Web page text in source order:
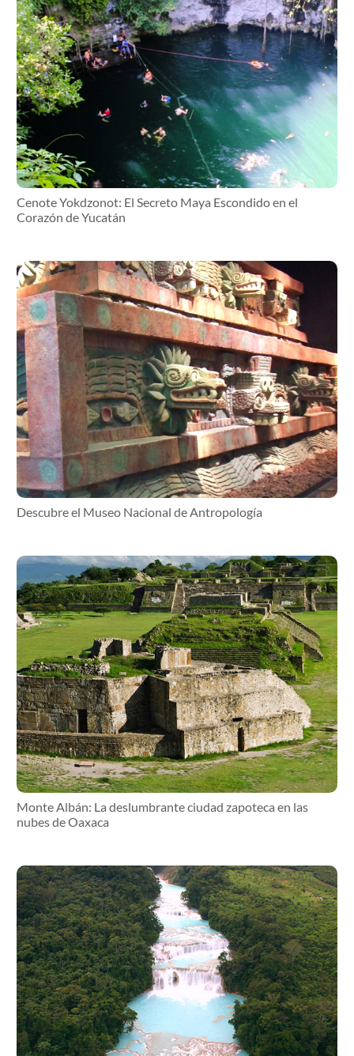
Cenote Yokdzonot: El Secreto Maya Escondido en el
Corazón de Yucatán
Descubre el Museo Nacional de Antropología
Monte Albán: La deslumbrante ciudad zapoteca en las
nubes de Oaxaca